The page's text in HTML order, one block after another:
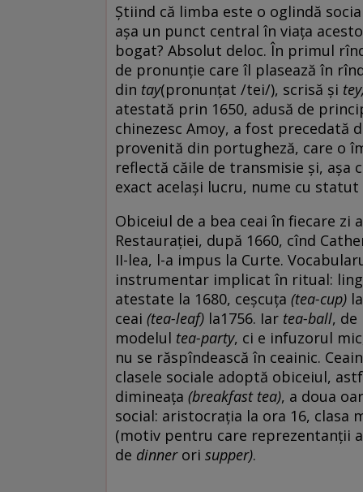
Știind că limba este o oglindă
așa un punct central în viața
bogat? Absolut deloc. În primul
de pronunție care îl plasează în
din tay(pronunțat /tei/), scrisă și
atestată prin 1650, adusă de
chinezesc Amoy, a fost precedată
provenită din portugheză, care o
reflectă căile de transmisie și,
exact același lucru, nume cu
Obiceiul de a bea ceai în fiecare zi
Restaurației, după 1660, cînd
II-lea, l-a impus la Curte.
instrumentar implicat în ritual:
atestate la 1680, ceșcuța (tea-cup)
ceai (tea-leaf) la1756. Iar tea-ball, de
modelul tea-party, ci e infuzorul
nu se răspîndească în ceainic.
clasele sociale adoptă obiceiul,
dimineața (breakfast tea), a doua
social: aristocrația la ora 16, clasa
(motiv pentru care reprezentanții
de dinnerori supper).